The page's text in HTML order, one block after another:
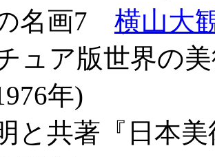
名画7 横山大
チュア版世界
年)
と共著『日本